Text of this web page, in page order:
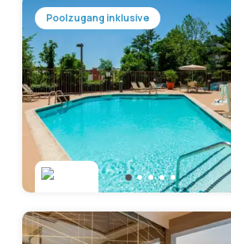
Poolzugang inklusive